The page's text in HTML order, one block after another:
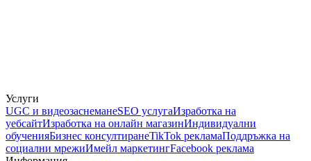
Услуги
UGC и видеозаснеманеSEO услугаИзработка на
уебсайтИзработка на онлайн магазинИндивидуални
обученияБизнес консултиранеTikTok рекламаПоддръжка на
социални мрежиИмейл маркетингFacebook реклама